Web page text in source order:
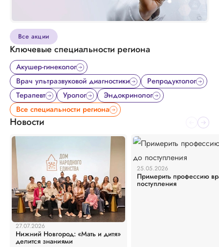
Все акции
Ключевые специальности региона
Акушер-гинеколог
Врач ультразвуковой диагностики
Репродуктолог
Терапевт
Уролог
Эндокринолог
Все специальности региона
Новости
27.07.2026
Нижний Новгород: «Мать и дитя»
делится знаниями
25.05.2026
Примерить профессию
поступления